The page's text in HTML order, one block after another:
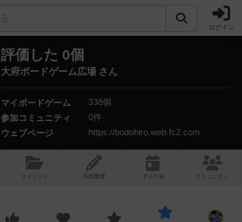
ログイン
評価した 0個
大府ボードゲーム広場 さん
マイボードゲーム
338個
参加コミュニティ
0件
ウェブページ
https://bodohiro.web.fc2.com
マイリスト 投稿履歴 ボ ドゲ コミュニティ